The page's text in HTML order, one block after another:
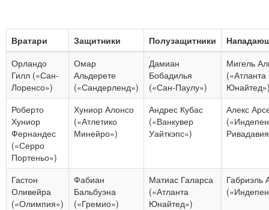
Вратари Защитники Полузащитники
Орландо
Гилл («Сан-
Лоренсо»)
Омар
Альдерете
(«Сандерленд»)
Дамиан
Бобадилья
(«Сан-Паулу»)
Мигель
(«Атланта
Роберто
Хуниор
Фернандес
(«Серро
Портеньо»)
Хуниор Алонсо
(«Атлетико
Минейро»)
Андрес Кубас
(«Ванкувер
Уайткэпс»)
Алекс
Гастон
Оливейра
(«Олимпия»)
Фабиан
Бальбуэна
(«Гремио»)
Матиас Галарса
(«Атланта
Юнайтед»)
Габриэль